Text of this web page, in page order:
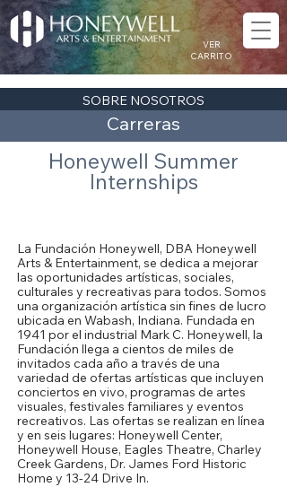
VER
CARRITO
SOBRE NOSOTROS
Carreras
Honeywell Summer
Internships
La Fundación Honeywell, DBA Honeywell
Arts & Entertainment, se dedica a mejorar
las oportunidades artísticas, sociales,
culturales y recreativas para todos. Somos
una organización artística sin fines de lucro
ubicada en Wabash, Indiana. Fundada en
1941 por el industrial Mark C. Honeywell, la
Fundación llega a cientos de miles de
invitados cada año a través de una
variedad de ofertas artísticas que incluyen
conciertos en vivo, programas de artes
visuales, festivales familiares y eventos
recreativos. Las ofertas se realizan en línea
y en seis lugares: Honeywell Center,
Honeywell House, Eagles Theatre, Charley
Creek Gardens, Dr. James Ford Historic
Home y 13-24 Drive In.